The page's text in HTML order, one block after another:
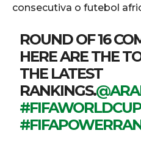
consecutiva o futebol
ROUND OF 16
HERE ARE THE
THE LATEST
RANKINGS.